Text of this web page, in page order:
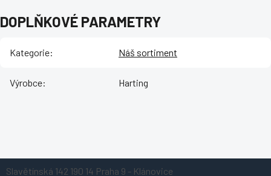
DOPLŇKOVÉ PARAMETRY
Kategorie: Náš sortiment
Výrobce: Harting
Slavětínská 142 190 14 Praha 9 - Klánovice